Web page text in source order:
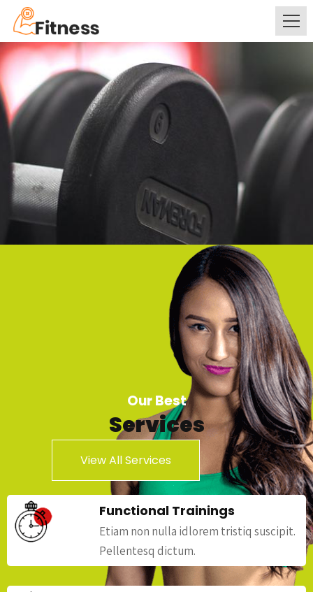
Our Best
Services
View All Services
Functional Trainings
Etiam non nulla idlorem tristiq suscipit.
Pellentesq dictum.